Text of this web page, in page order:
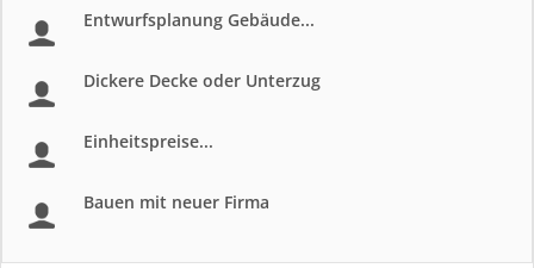
Entwurfsplanung Gebäude...
Dickere Decke oder Unterzug
Einheitspreise...
Bauen mit neuer Firma